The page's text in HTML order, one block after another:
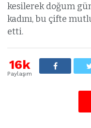
kesilerek doğum
kadını, bu çifte
etti.
16k
Paylaşım